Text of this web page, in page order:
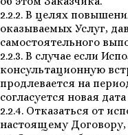
2.2.2. В целях
оказываемых Услуг,
самостоятельного
2.2.3. В случае если
консультационную
продлевается на
согласуется новая
2.2.4. Отказаться от
настоящему Договору,